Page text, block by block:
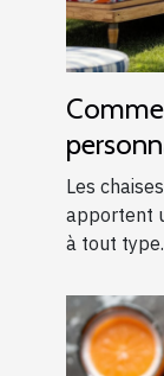
les
Les
apportent
à tout